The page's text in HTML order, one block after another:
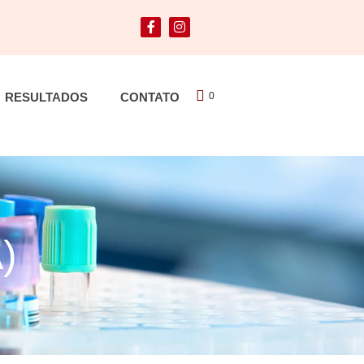
RESULTADOS CONTATO 0